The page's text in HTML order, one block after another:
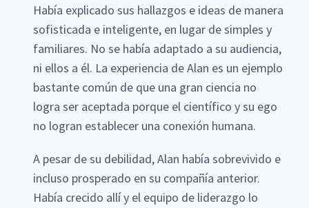
Había explicado sus hallazgos e ideas de manera
sofisticada e inteligente, en lugar de simples y
familiares. No se había adaptado a su audiencia,
ni ellos a él. La experiencia de Alan es un ejemplo
bastante común de que una gran ciencia no
logra ser aceptada porque el científico y su ego
no logran establecer una conexión humana.
A pesar de su debilidad, Alan había sobrevivido e
incluso prosperado en su compañía anterior.
Había crecido allí y el equipo de liderazgo lo